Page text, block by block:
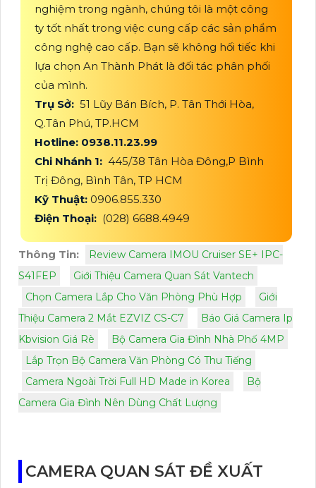
nghiệm trong ngành, chúng tôi là một công
ty tốt nhất trong việc cung cấp các sản phẩm
công nghệ cao cấp. Bạn sẽ không hối tiếc khi
lựa chọn An Thành Phát là đối tác phân phối
của mình.
Trụ Sở: 51 Lũy Bán Bích, P. Tân Thới Hòa,
Q.Tân Phú, TP.HCM
Hotline: 0938.11.23.99
Chi Nhánh 1: 445/38 Tân Hòa Đông,P Bình
Trị Đông, Bình Tân, TP HCM
Kỹ Thuật: 0906.855.330
Điện Thoại: (028) 6688.4949
Thông Tin:
Review Camera IMOU Cruiser SE+ IPC-
S41FEP
Giới Thiệu Camera Quan Sát Vantech
Chọn Camera Lắp Cho Văn Phòng Phù Hợp
Giới
Thiệu Camera 2 Mắt EZVIZ CS-C7
Báo Giá Camera Ip
Kbvision Giá Rè
Bộ Camera Gia Đình Nhà Phố 4MP
Lắp Trọn Bộ Camera Văn Phòng Có Thu Tiếng
Camera Ngoài Trời Full HD Made in Korea
Bộ
Camera Gia Đình Nên Dùng Chất Lượng
CAMERA QUAN SÁT ĐỀ XUẤT